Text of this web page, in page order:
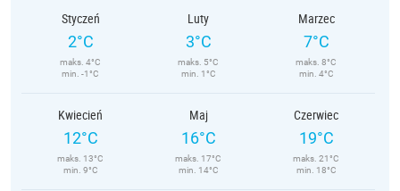
Styczeń
2°C
maks. 4°C
min. -1°C
Luty
3°C
maks. 5°C
min. 1°C
Marzec
7°C
maks. 8°C
min. 4°C
Kwiecień
12°C
maks. 13°C
min. 9°C
Maj
16°C
maks. 17°C
min. 14°C
Czerwiec
19°C
maks. 21°C
min. 18°C